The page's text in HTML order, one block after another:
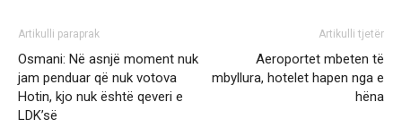
Artikulli paraprak
Osmani: Në asnjë moment nuk
jam penduar që nuk votova
Hotin, kjo nuk është qeveri e
LDK’së
Artikulli tjetër
Aeroportet mbeten të
mbyllura, hotelet hapen nga e
hëna